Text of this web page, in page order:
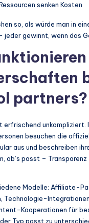
senken Kosten
so, als würde man in
jeder gewinnt, wenn das
partners?
erfrischend unkompliziert.
besuchen die
aus und beschreiben
ob’s passt –
Modelle: Affiliate-
Technologie-
Kooperationen für
Typ passt zu